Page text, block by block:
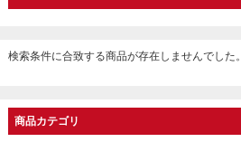
検索条件に合致する商品が存在しませんでした。
商品カテゴリ